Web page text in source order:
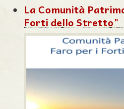
La Comunità
Forti dello Stretto"